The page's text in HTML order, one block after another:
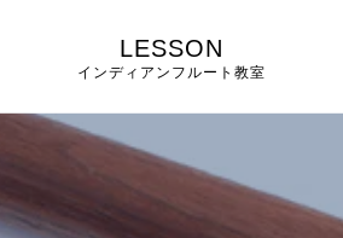
LESSON
インディアンフルート教室